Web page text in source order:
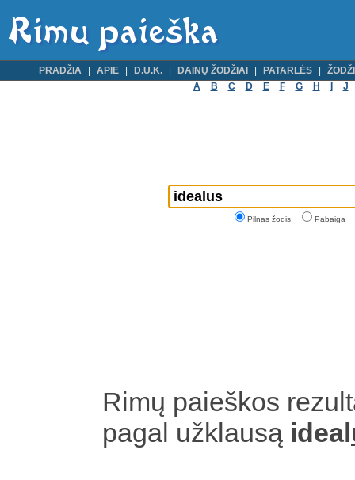
PRADŽIA APIE D.U.K. DAINŲ ŽODŽIAI PATARLĖS
A
B C D E F G H J
Pilnas žodis Pabaiga
Rimų paieškos
pagal užklausą ideal